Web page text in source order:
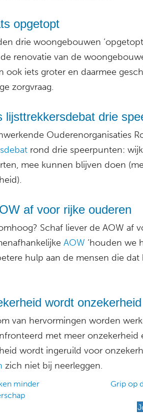
opgetopt
drie woongebouwen
renovatie van de
ook iets groter en daarmee
zorgvraag.
lijsttrekkersdebat drie
Ouderenorganisaties
rond drie speerpunten:
mee kunnen blijven doen
af voor rijke ouderen
Schaf liever de AOW af
AOW ‘houden we
hulp aan de mensen die
wordt onzekerheid
van hervormingen worden
met meer onzekerheid
wordt ingeruild voor
zich niet bij neerleggen.
minder
Grip op